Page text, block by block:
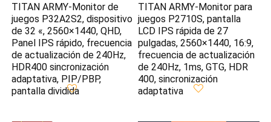
TITAN ARMY-Monitor de
juegos P32A2S2, dispositivo
de 32 «, 2560×1440, QHD,
Panel IPS rápido, frecuencia
de actualización de 240Hz,
HDR400 sincronización
adaptativa, PIP/PBP,
pantalla dividida
TITAN ARMY-Monitor para
juegos P2710S, pantalla
LCD IPS rápida de 27
pulgadas, 2560×1440, 16:9,
frecuencia de actualización
de 240Hz, 1ms, GTG, HDR
400, sincronización
adaptativa